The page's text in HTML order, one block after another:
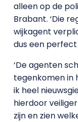
alleen op de
Brabant. ‘Die
wijkagent
dus een
‘De agenten
tegenkomen in
ik heel
hierdoor
zijn en zien